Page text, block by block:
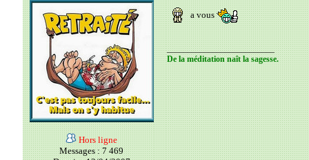
Hors ligne
Messages : 7 469
a vous
__________________________
De la méditation naît la sagesse.